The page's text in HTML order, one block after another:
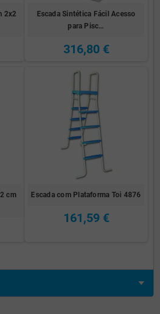
2x2
Escada Sintética Fácil Acesso
para Pisc…
316,80 €
cm
Escada com Plataforma Toi 4876
161,59 €